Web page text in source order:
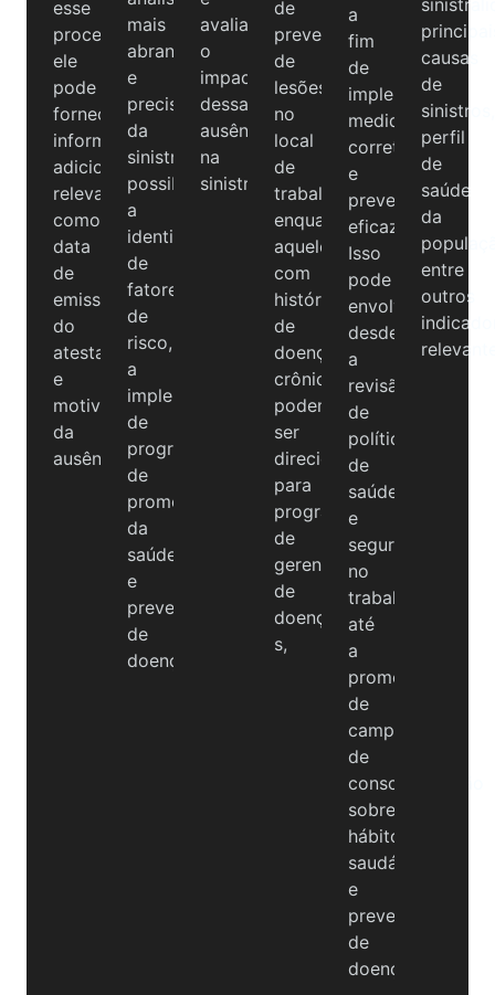
esse
processo,
ele
pode
fornecer
informações
adicionais
relevantes,
como
data
de
emissão
do
atestado
e
motivo
da
ausência.
mais
abrangente
e
precisa
da
sinistralidade,
possibilitando
a
identificação
de
fatores
de
risco,
a
implementação
de
programas
de
promoção
da
saúde
e
prevenção
de
doenças
avaliar
o
impacto
dessas
ausências
na
sinistralidade.
de
prevenção
de
lesões
no
local
de
trabalho,
enquanto
aqueles
com
histórico
de
doenças
crônicas
podem
ser
direcionados
para
programas
de
gerenciamento
de
doenças.
s,
a
fim
de
implementar
medidas
corretivas
e
preventivas
eficazes.
Isso
pode
envolver
desde
a
revisão
de
políticas
de
saúde
e
segurança
no
trabalho
até
a
promoção
de
campanhas
de
conscientização
sobre
hábitos
saudáveis
e
prevenção
de
doenças.
causas
de
sinistros,
perfil
de
saúde
da
entre
outros